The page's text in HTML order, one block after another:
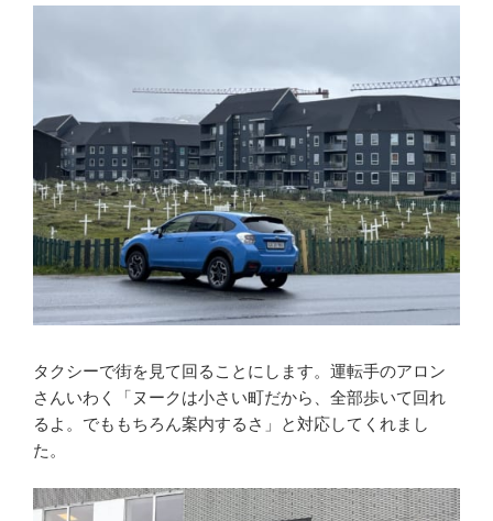
タクシーで街を見て回ることにします。運転手のアロン
さんいわく「ヌークは小さい町だから、全部歩いて回れ
るよ。でももちろん案内するさ」と対応してくれまし
た。